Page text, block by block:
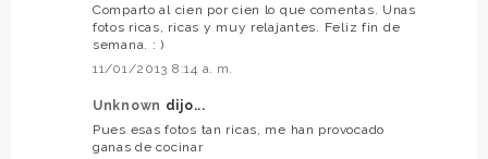
Comparto al cien por cien lo que comentas. Unas
fotos ricas, ricas y muy relajantes. Feliz fin de
semana. : )
11/01/2013 8:14 a. m.
Unknown dijo...
Pues esas fotos tan ricas, me han provocado
ganas de cocinar